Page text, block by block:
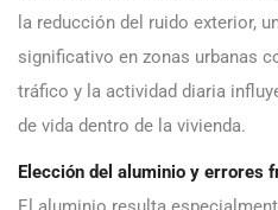
la reducción del ruido exterior,
significativo en zonas urbanas
tráfico y la actividad diaria
de vida dentro de la vivienda.
Elección del aluminio y errores